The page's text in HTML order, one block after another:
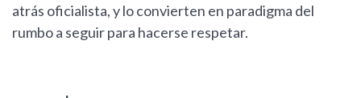
atrás oficialista, y lo convierten en paradigma del
rumbo a seguir para hacerse respetar.